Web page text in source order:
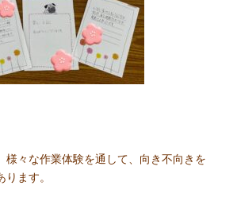
様々な作業体験を通して、向き不向きを
ます。